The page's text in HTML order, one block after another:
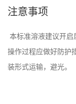
注意事项
操作过程应做好防护